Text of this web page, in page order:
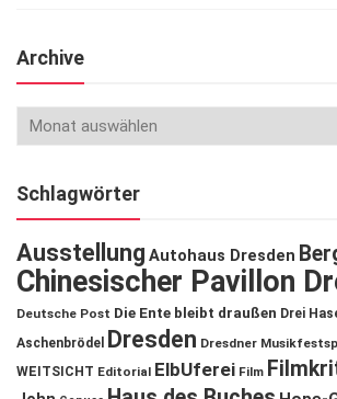
Archive
Schlagwörter
Ausstellung Autohaus Dresden
Chinesischer Pavillon
Deutsche Post Die Ente bleibt draußen Drei
Aschenbrödel
Dresden Dresdner
WEITSICHT Editorial ElbUferei Film